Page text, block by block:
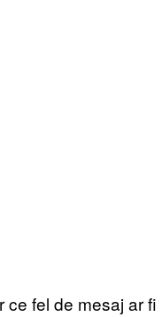
ce fel de mesaj ar fi